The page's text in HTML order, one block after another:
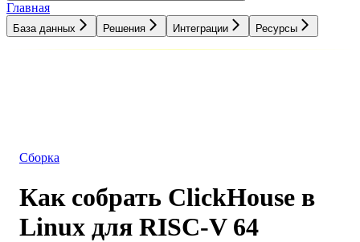
Главная
База данных Решения Интеграции Ресурсы
Сборка
Как собрать ClickHouse в
Linux для RISC-V 64